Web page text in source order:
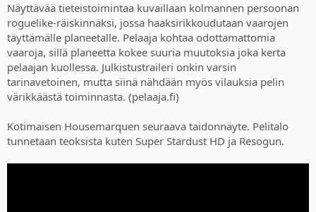
Näyttävää tieteistoimintaa kuvaillaan kolmannen persoonan
roguelike-räiskinnäksi, jossa haaksirikkoudutaan vaarojen
täyttämälle planeetalle. Pelaaja kohtaa odottamattomia
vaaroja, sillä planeetta kokee suuria muutoksia joka kerta
pelaajan kuollessa. Julkistustraileri onkin varsin
tarinavetoinen, mutta siinä nähdään myös vilauksia pelin
värikkäästä toiminnasta. (pelaaja.fi)
Kotimaisen Housemarquen seuraava taidonnäyte. Pelitalo
tunnetaan teoksista kuten Super Stardust HD ja Resogun.